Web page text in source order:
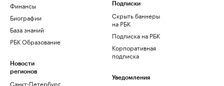
Финансы
Биографии
База знаний
РБК Образование
Новости
регионов
Санкт-Петербург
Подписки
Скрыть баннеры
на РБК
Подписка на РБК
Корпоративная
подписка
Уведомления